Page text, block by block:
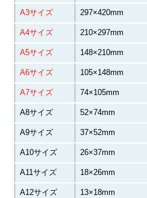
A3サイズ 297×420mm
A4サイズ 210×297mm
A5サイズ 148×210mm
A6サイズ 105×148mm
A7サイズ 74×105mm
A8サイズ 52×74mm
A9サイズ 37×52mm
A10サイズ 26×37mm
A11サイズ 18×26mm
A12サイズ 13×18mm